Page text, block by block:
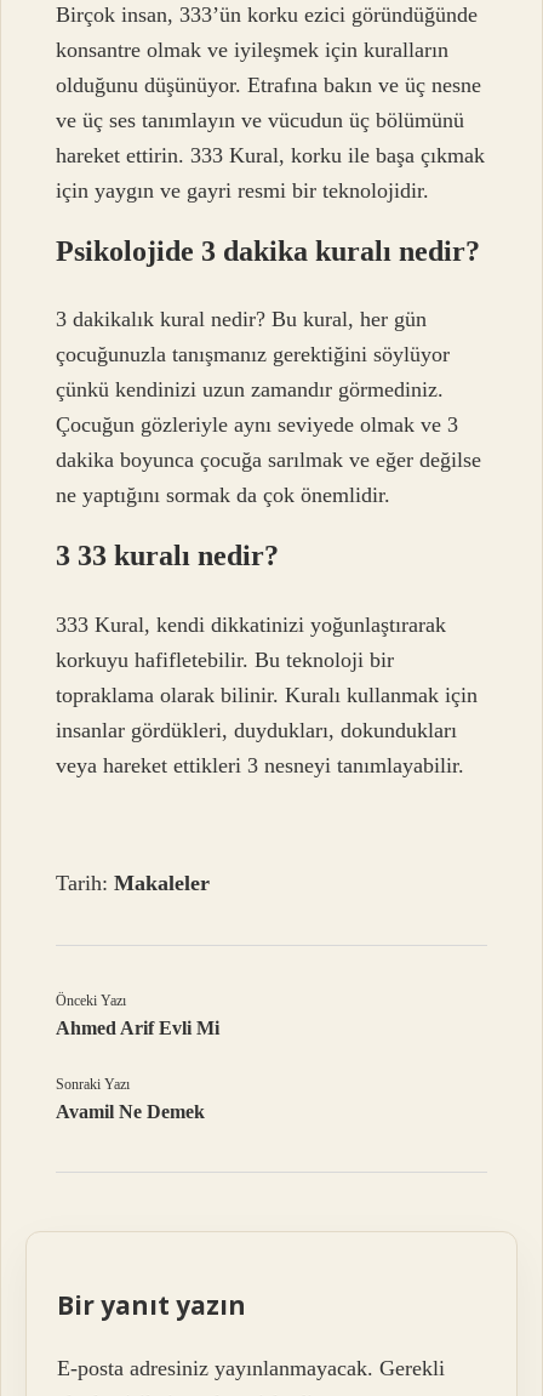
Birçok insan, 333’ün korku ezici göründüğünde
konsantre olmak ve iyileşmek için kuralların
olduğunu düşünüyor. Etrafına bakın ve üç nesne
ve üç ses tanımlayın ve vücudun üç bölümünü
hareket ettirin. 333 Kural, korku ile başa çıkmak
için yaygın ve gayri resmi bir teknolojidir.
Psikolojide 3 dakika kuralı nedir?
3 dakikalık kural nedir? Bu kural, her gün
çocuğunuzla tanışmanız gerektiğini söylüyor
çünkü kendinizi uzun zamandır görmediniz.
Çocuğun gözleriyle aynı seviyede olmak ve 3
dakika boyunca çocuğa sarılmak ve eğer değilse
ne yaptığını sormak da çok önemlidir.
3 33 kuralı nedir?
333 Kural, kendi dikkatinizi yoğunlaştırarak
korkuyu hafifletebilir. Bu teknoloji bir
topraklama olarak bilinir. Kuralı kullanmak için
insanlar gördükleri, duydukları, dokundukları
veya hareket ettikleri 3 nesneyi tanımlayabilir.
Tarih:Makaleler
Önceki Yazı
Ahmed Arif Evli Mi
Sonraki Yazı
Avamil Ne Demek
Bir yanıt yazın
E-posta adresiniz yayınlanmayacak. Gerekli